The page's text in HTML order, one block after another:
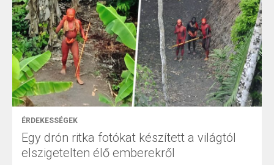
ÉRDEKESSÉGEK
Egy drón ritka fotókat készített a világtól
elszigetelten élő emberekről